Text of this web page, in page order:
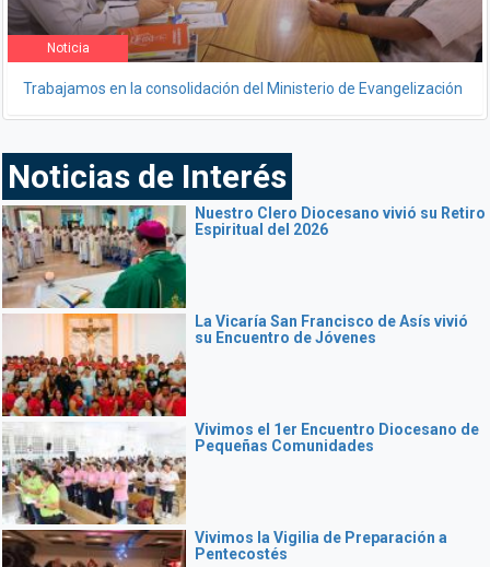
Noticia
Trabajamos en la consolidación del Ministerio de Evangelización
Noticias de Interés
Nuestro Clero Diocesano vivió su Retiro
Espiritual del 2026
La Vicaría San Francisco de Asís vivió
su Encuentro de Jóvenes
Vivimos el 1er Encuentro Diocesano de
Pequeñas Comunidades
Vivimos la Vigilia de Preparación a
Pentecostés